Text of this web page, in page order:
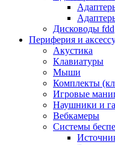
Серверы
Опции
Дисководы fdd
Периферия и
Акустика
Клавиатуры
Мыши
Комплекты
Игровые
Наушники и
Вебкамеры
Системы